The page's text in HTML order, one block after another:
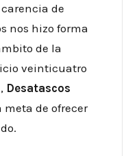
de
nos hizo forma
de la
veinticuatro
Desatascos
meta de ofrecer